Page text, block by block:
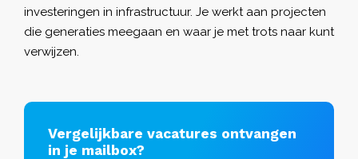
investeringen in infrastructuur. Je werkt aan projecten
die generaties meegaan en waar je met trots naar kunt
verwijzen.
Vergelijkbare vacatures ontvangen
in je mailbox?